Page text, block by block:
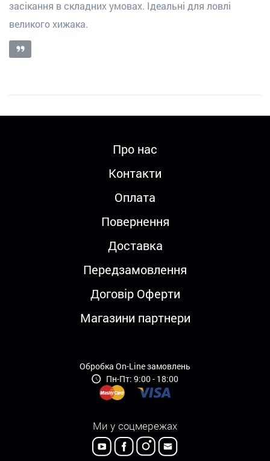
засікання в складних умовах. Ідеальні для ловлі
великого хижака.
Про нас
Контакти
Оплата
Повернення
Доставка
Передзамовлення
Договір Оферти
Магазини партнери
Обробка On-Line замовлень
Пн-Пт: 9:00 - 18:00
Ми у соцмережах